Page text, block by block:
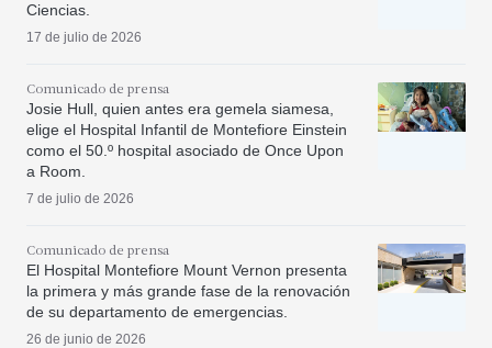
Ciencias.
17 de julio de 2026
Comunicado de prensa
Josie Hull, quien antes era gemela siamesa,
elige el Hospital Infantil de Montefiore Einstein
como el 50.º hospital asociado de Once Upon
a Room.
7 de julio de 2026
Comunicado de prensa
El Hospital Montefiore Mount Vernon presenta
la primera y más grande fase de la renovación
de su departamento de emergencias.
26 de junio de 2026